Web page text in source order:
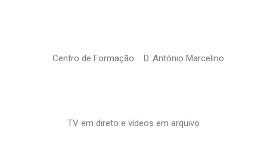
Centro de Formação D. António Marcelino
TV em direto e vídeos em arquivo